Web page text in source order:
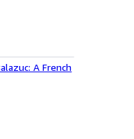
A French